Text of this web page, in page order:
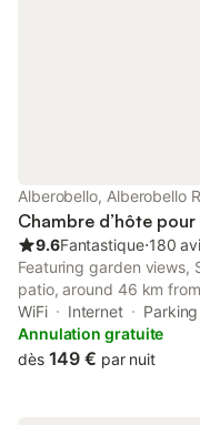
Alberobello, Alberobello
Chambre d’hôte
9.6Fantastique⋅180
Featuring garden views,
patio, around 46 km
breakfast provides free
and free WiFi. The bed
WiFi Internet
Parking
Annulation gratuite
dès 149 € par nuit